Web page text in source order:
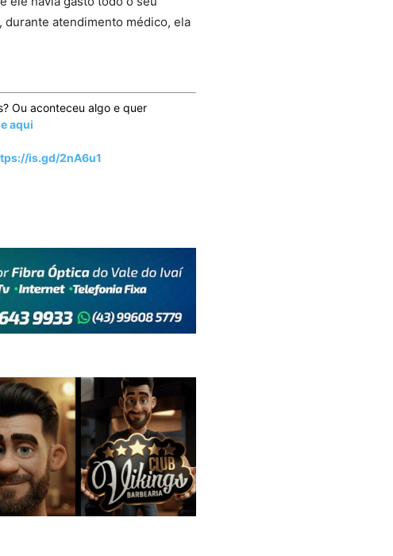
atendimento médico, ela
Ou aconteceu algo e quer
aqui
is.gd/2nA6u1